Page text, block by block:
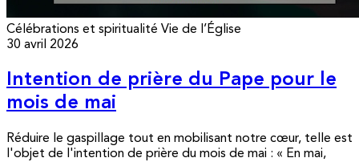
Célébrations et spiritualité Vie de l’Église
30 avril 2026
Intention de prière du Pape pour le
mois de mai
Réduire le gaspillage tout en mobilisant notre cœur, telle est
l'objet de l'intention de prière du mois de mai : « En mai,